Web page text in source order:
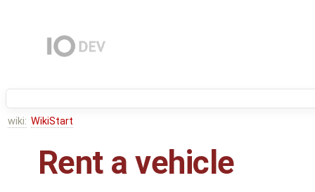
wiki: WikiStart
Rent a vehicle